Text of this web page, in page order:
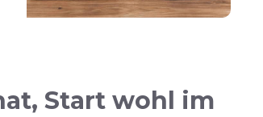
Start wohl im